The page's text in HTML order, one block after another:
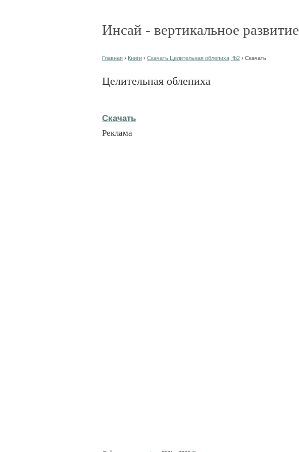
Инсай - вертикальное развитие
Главная › Книги › Скачать Целительная облепиха, fb2 › Скачать
Целительная облепиха
Скачать
Реклама